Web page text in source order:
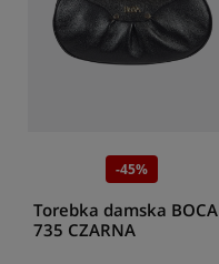
-45%
Torebka damska BOCA
735 CZARNA